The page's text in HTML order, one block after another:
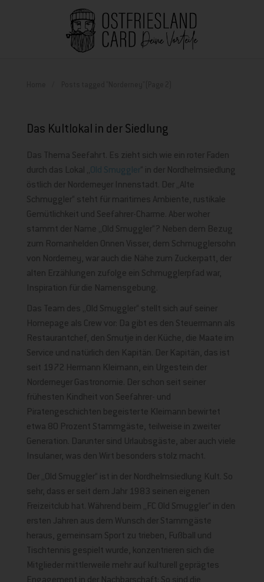
Das Kultlokal in der Siedlung
Das Thema Seefahrt. Es zieht sich wie ein roter Faden
durch das Lokal „Old Smuggler “ in der Nordhelmsiedlung
östlich der Norderneyer Innenstadt. Der „Alte
Schmuggler“ steht für maritimes Ambiente, rustikale
Gemütlichkeit und Seefahrer-Charme. Aber woher
stammt der Name „Old Smuggler“? Neben dem Bezug
zum Romanhelden Onnen Visser, dem Schmugglersohn
von Norderney, war auch die Nähe zum Zuckerpatt, der
alten Erzählungen zufolge ein Schmugglerpfad war,
Inspiration für die Namensgebung.
Das Team des „Old Smuggler“ stellt sich auf seiner
Homepage als Crew vor: Da gibt es den Steuermann als
Restaurantchef, den Smutje in der Küche, die Maate im
Service und natürlich den Kapitän. Der Kapitän, das ist
seit 1972 Hermann Kleimann, ein Urgestein der
Norderneyer Gastronomie. Der schon seit seiner
frühesten Kindheit von Seefahrer- und
Piratengeschichten begeisterte Kleimann bewirtet
etwa 80 Prozent Stammgäste, teilweise in zweiter
Generation. Darunter sind Urlaubsgäste, aber auch viele
Insulaner, was den Wirt besonders stolz macht.
Der „Old Smuggler“ ist in der Nordhelmsiedlung Kult. So
sehr, dass er seit dem Jahr 1983 seinen eigenen
Freizeitclub hat. Während beim „FC Old Smuggler“ in den
ersten Jahren aus dem Wunsch der Stammgäste
heraus, gemeinsam Sport zu trieben, Fußball und
Tischtennis gespielt wurde, konzentrieren sich die
Mitglieder mittlerweile mehr auf kulturell geprägtes